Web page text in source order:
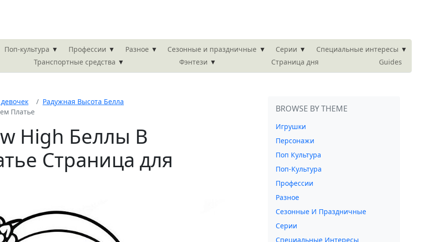
Поп-культура ▾ Профессии ▾ Разное ▾ Сезонные и праздничные ▾ Серии ▾ Специальные интересы ▾
Транспортные средства ▾ Фэнтези ▾ Страница дня Guides
Радужная Высота Белла
Платье
High Беллы В
Страница для
BROWSE BY THEME
Игрушки
Персонажи
Поп Культура
Поп-Культура
Профессии
Разное
Сезонные И Праздничные
Серии
Специальные Интересы